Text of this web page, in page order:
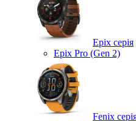
Epix серія
Epix Pro (Gen 2)
Fenix